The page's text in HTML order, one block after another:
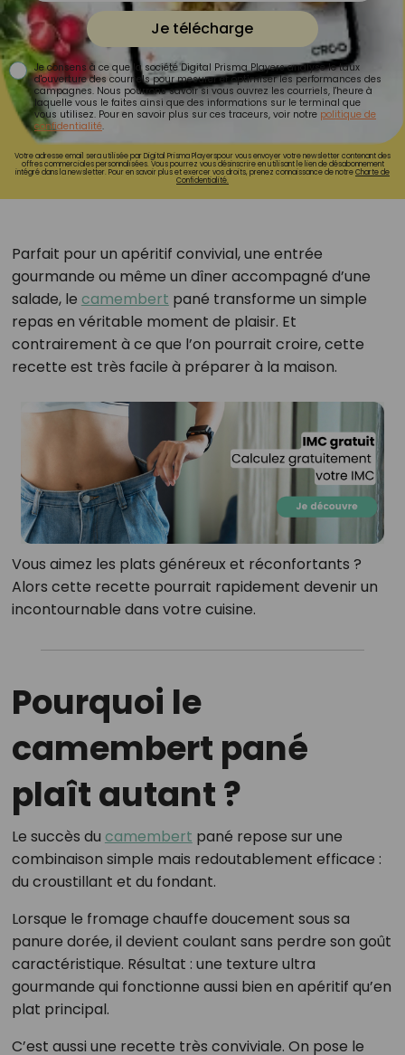
Je télécharge
Je consens à ce que la société Digital Prisma Players analyse le taux
d'ouverture des courriels pour mesurer et optimiser les performances des
campagnes. Nous pourrons savoir si vous ouvrez les courriels, l'heure à
laquelle vous le faites ainsi que des informations sur le terminal que
vous utilisez. Pour en savoir plus sur ces traceurs, voir notre politique de
confidentialité.
Votre adresse email sera utilisée par Digital Prisma Playerspour vous envoyer votre newsletter contenant des
offres commerciales personnalisées. Vous pourrez vous désinscrire en utilisant le lien de désabonnement
intégré dans la newsletter. Pour en savoir plus et exercer vos droits, prenez connaissance de notreCharte de
Confidentialité.
Parfait pour un apéritif convivial, une entrée
gourmande ou même un dîner accompagné d’une
salade, le camembert pané transforme un simple
repas en véritable moment de plaisir. Et
contrairement à ce que l’on pourrait croire, cette
recette est très facile à préparer à la maison.
Vous aimez les plats généreux et réconfortants ?
Alors cette recette pourrait rapidement devenir un
incontournable dans votre cuisine.
Pourquoi le
camembert pané
plaît autant ?
Le succès du camembert pané repose sur une
combinaison simple mais redoutablement efficace :
du croustillant et du fondant.
Lorsque le fromage chauffe doucement sous sa
panure dorée, il devient coulant sans perdre son goût
caractéristique. Résultat : une texture ultra
gourmande qui fonctionne aussi bien en apéritif qu’en
plat principal.
C’est aussi une recette très conviviale. On pose le